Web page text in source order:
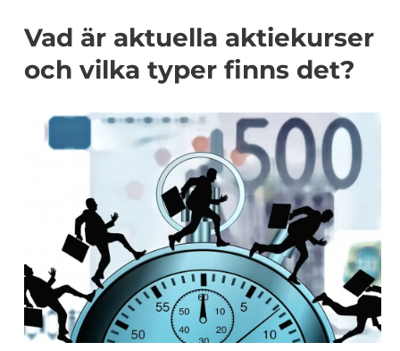
Vad är aktuella aktiekurser
och vilka typer finns det?